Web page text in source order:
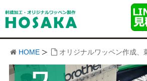
HOME オリジナルワッペン作成、